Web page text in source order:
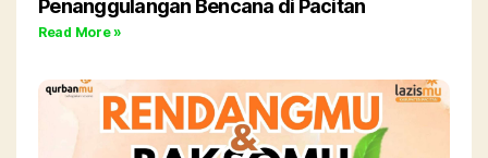
Penanggulangan Bencana di Pacitan
Read More »